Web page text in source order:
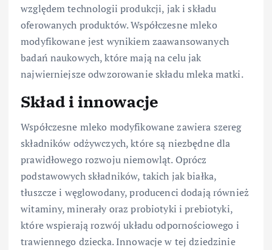
względem technologii produkcji, jak i składu
oferowanych produktów. Współczesne mleko
modyfikowane jest wynikiem zaawansowanych
badań naukowych, które mają na celu jak
najwierniejsze odwzorowanie składu mleka matki.
Skład i innowacje
Współczesne mleko modyfikowane zawiera szereg
składników odżywczych, które są niezbędne dla
prawidłowego rozwoju niemowląt. Oprócz
podstawowych składników, takich jak białka,
tłuszcze i węglowodany, producenci dodają również
witaminy, minerały oraz probiotyki i prebiotyki,
które wspierają rozwój układu odpornościowego i
trawiennego dziecka. Innowacje w tej dziedzinie